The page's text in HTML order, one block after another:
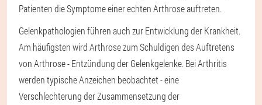
Patienten die Symptome einer echten Arthrose auftreten.
Gelenkpathologien führen auch zur Entwicklung der Krankheit.
Am häufigsten wird Arthrose zum Schuldigen des Auftretens
von Arthrose - Entzündung der Gelenkgelenke. Bei Arthritis
werden typische Anzeichen beobachtet - eine
Verschlechterung der Zusammensetzung der